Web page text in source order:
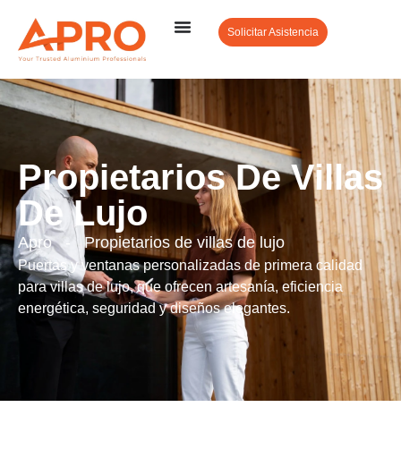
Solicitar Asistencia
Propietarios De Villas
De Lujo
Apro - Propietarios de villas de lujo
Puertas y ventanas personalizadas de primera calidad
para villas de lujo, que ofrecen artesanía, eficiencia
energética, seguridad y diseños elegantes.